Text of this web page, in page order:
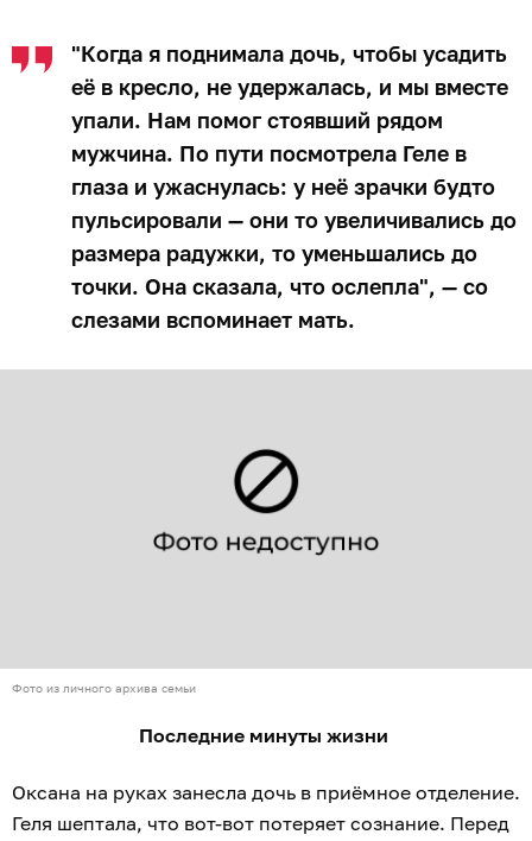
"Когда я поднимала дочь, чтобы усадить
её в кресло, не удержалась, и мы вместе
упали. Нам помог стоявший рядом
мужчина. По пути посмотрела Геле в
глаза и ужаснулась: у неё зрачки будто
пульсировали — они то увеличивались до
размера радужки, то уменьшались до
точки. Она сказала, что ослепла", — со
слезами вспоминает мать.
Фото из личного архива семьи
Последние минуты жизни
Оксана на руках занесла дочь в приёмное отделение.
Геля шептала, что вот-вот потеряет сознание. Перед